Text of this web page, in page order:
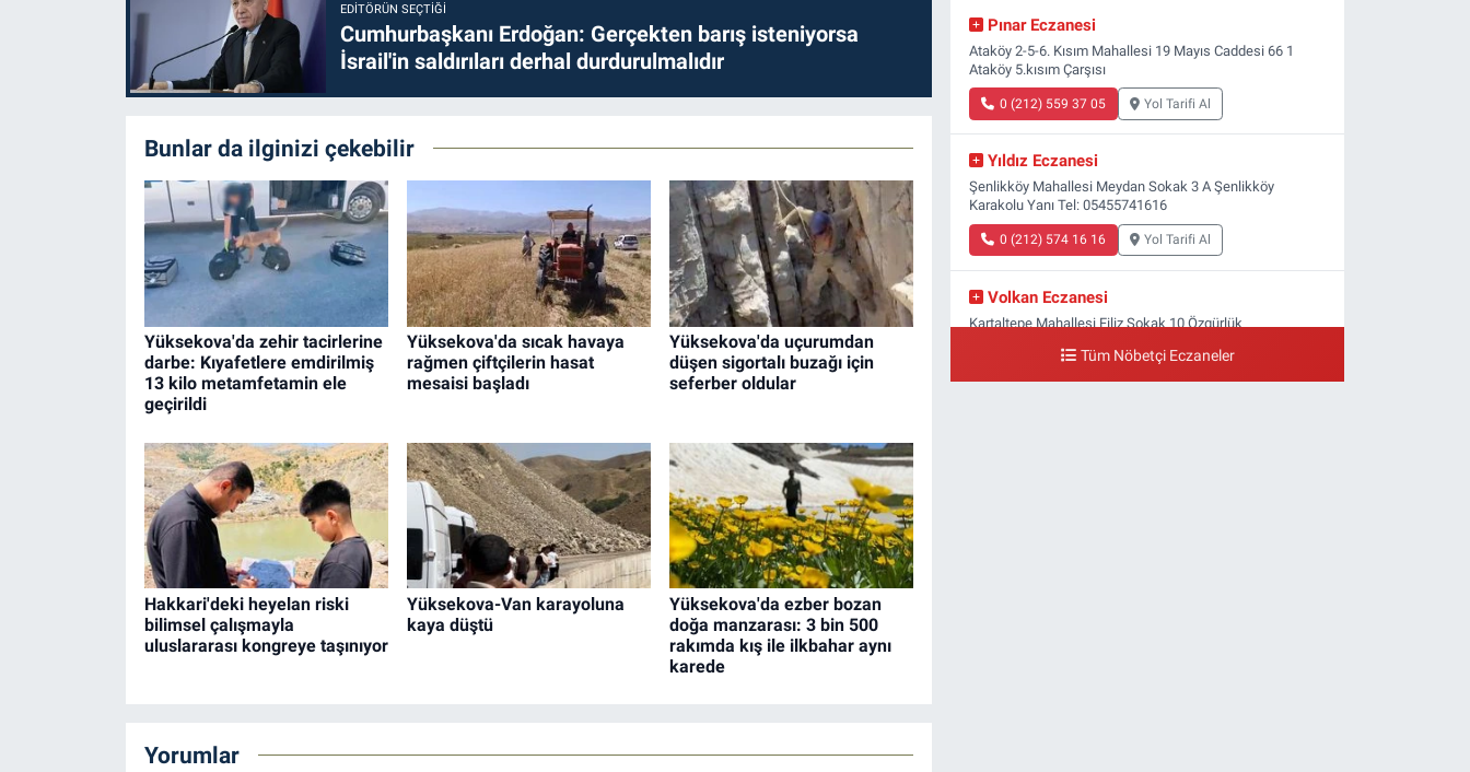
EDITÖRÜN SEÇTIĞI
Cumhurbaşkanı Erdoğan: Gerçekten barış isteniyorsa
İsrail'in saldırıları derhal durdurulmalıdır
Bunlar da ilginizi çekebilir
Yüksekova'da zehir tacirlerine
darbe: Kıyafetlere emdirilmiş
13 kilo metamfetamin ele
geçirildi
Yüksekova'da sıcak havaya
rağmen çiftçilerin hasat
mesaisi başladı
Yüksekova'da uçurumdan
düşen sigortalı buzağı için
seferber oldular
Hakkari'deki heyelan riski
bilimsel çalışmayla
uluslararası kongreye taşınıyor
Yüksekova-Van karayoluna
kaya düştü
Yüksekova'da ezber bozan
doğa manzarası: 3 bin 500
rakımda kış ile ilkbahar aynı
karede
Yorumlar
Pınar Eczanesi
Ataköy 2-5-6. Kısım Mahallesi 19 Mayıs Caddesi 66 1
Ataköy 5.kısım Çarşısı
0 (212) 559 37 05 Yol Tarifi Al
Yıldız Eczanesi
Şenlikköy Mahallesi Meydan Sokak 3 A Şenlikköy
Karakolu Yanı Tel: 05455741616
0 (212) 574 16 16 Yol Tarifi Al
Volkan Eczanesi
Kartaltepe Mahallesi Filiz Sokak 10 Özgürlük
Tüm Nöbetçi Eczaneler